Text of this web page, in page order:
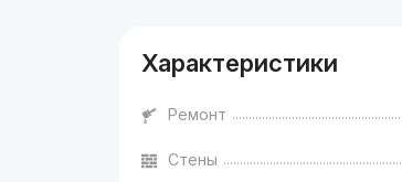
Характеристики
Ремонт
Стены